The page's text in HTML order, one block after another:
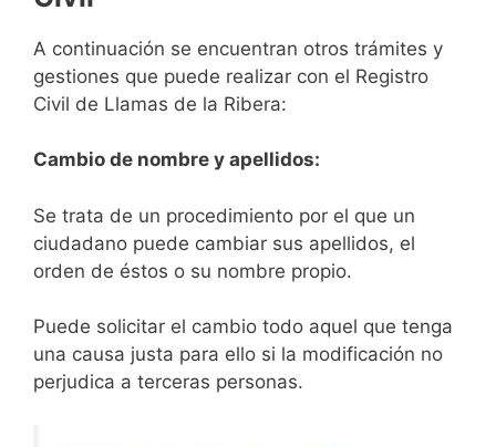
A continuación se encuentran otros trámites y
gestiones que puede realizar con el Registro
Civil de Llamas de la Ribera:
Cambio de nombre y apellidos:
Se trata de un procedimiento por el que un
ciudadano puede cambiar sus apellidos, el
orden de éstos o su nombre propio.
Puede solicitar el cambio todo aquel que tenga
una causa justa para ello si la modificación no
perjudica a terceras personas.